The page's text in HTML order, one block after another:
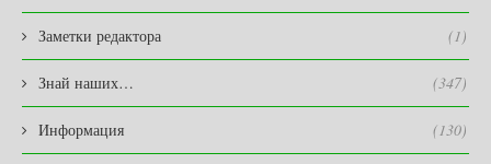
Заметки редактора (1)
Знай наших… (347)
Информация (130)